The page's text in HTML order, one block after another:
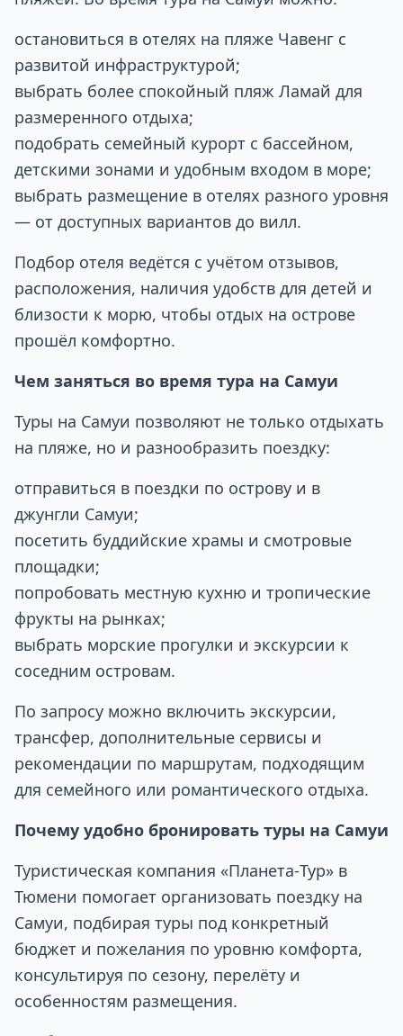
остановиться в отелях на пляже Чавенг с
развитой инфраструктурой;
выбрать более спокойный пляж Ламай для
размеренного отдыха;
подобрать семейный курорт с бассейном,
детскими зонами и удобным входом в море;
выбрать размещение в отелях разного уровня
— от доступных вариантов до вилл.
Подбор отеля ведётся с учётом отзывов,
расположения, наличия удобств для детей и
близости к морю, чтобы отдых на острове
прошёл комфортно.
Чем заняться во время тура на Самуи
Туры на Самуи позволяют не только отдыхать
на пляже, но и разнообразить поездку:
отправиться в поездки по острову и в
джунгли Самуи;
посетить буддийские храмы и смотровые
площадки;
попробовать местную кухню и тропические
фрукты на рынках;
выбрать морские прогулки и экскурсии к
соседним островам.
По запросу можно включить экскурсии,
трансфер, дополнительные сервисы и
рекомендации по маршрутам, подходящим
для семейного или романтического отдыха.
Почему удобно бронировать туры на Самуи
Туристическая компания «Планета‑Тур» в
Тюмени помогает организовать поездку на
Самуи, подбирая туры под конкретный
бюджет и пожелания по уровню комфорта,
консультируя по сезону, перелёту и
особенностям размещения.